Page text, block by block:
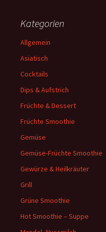
Kategorien
Allgemein
Asiatisch
Cocktails
Dips & Aufstrich
Früchte & Dessert
Früchte Smoothie
Gemüse
Gemüse-Früchte Smoothie
Gewürze & Heilkräuter
Grill
Grüne Smoothie
Hot Smoothie – Suppe